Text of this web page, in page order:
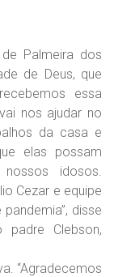
Palmeira dos
de Deus, que
essa
nos ajudar no
da casa e
elas possam
idosos.
Cezar e equipe
disse
Clebson,
“Agradecemos